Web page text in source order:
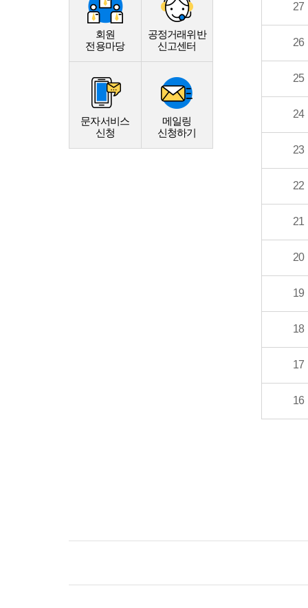
회원
전용마당
공정거래위반
신고센터
문자서비스
신청
메일링
신청하기
27
26
25
24
23
22
21
20
19
18
17
16